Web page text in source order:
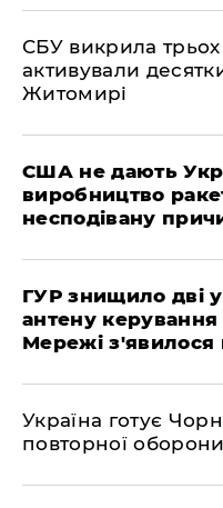
СБУ викрила трьох
активували
Житомирі
США не дають
виробництво
несподівану
ГУР знищило дві
антену
Мережі з'явилося
Україна готує
повторної